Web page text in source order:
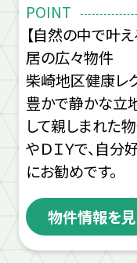
POINT
【自然の中で叶
居の広々物件
柴崎地区健康レ
豊かで静かな立
して親しまれた
やＤＩＹで、自
にお勧めです。
物件情報を